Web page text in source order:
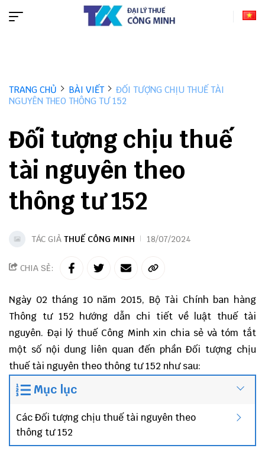
TRANG CHỦ BÀI VIẾT
ĐỐI TƯỢNG CHỊU THUẾ TÀI
NGUYÊN THEO THÔNG TƯ 152
Đối tượng chịu thuế
tài nguyên theo
thông tư 152
TÁC GIẢ THUẾ CÔNG MINH 18/07/2024
CHIA SẺ:
Ngày 02 tháng 10 năm 2015, Bộ Tài Chính ban hàng
Thông tư 152 hướng dẫn chi tiết về luật thuế tài
nguyên. Đại lý thuế Công Minhxin chia sẻ và tóm tắt
một số nội dung liên quan đến phần Đối tượng chịu
thuế tài nguyên theo thông tư 152 như sau:
Mục lục
Các Đối tượng chịu thuế tài nguyên theo
thông tư 152